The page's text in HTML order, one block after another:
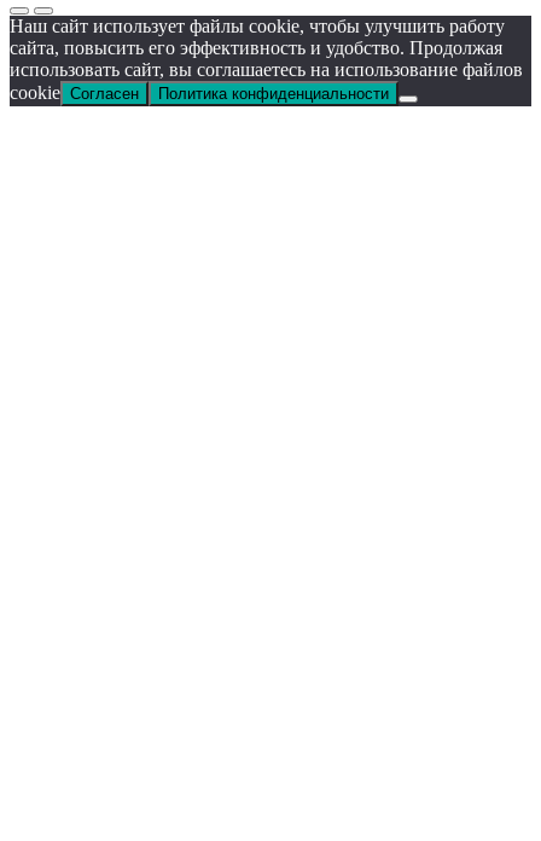
Наш сайт использует файлы cookie, чтобы улучшить работу
сайта, повысить его эффективность и удобство. Продолжая
использовать сайт, вы соглашаетесь на использование файлов
cookie Согласен Политика конфиденциальности